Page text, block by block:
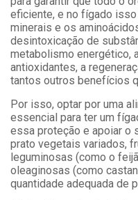
eficiente, e no fígado
minerais e os
desintoxicação de
metabolismo energético,
antioxidantes, a
tantos outros benefícios
Por isso, optar por uma
essencial para ter um
essa proteção e apoiar o
prato vegetais variados,
leguminosas (como o
oleaginosas (como
quantidade adequada de